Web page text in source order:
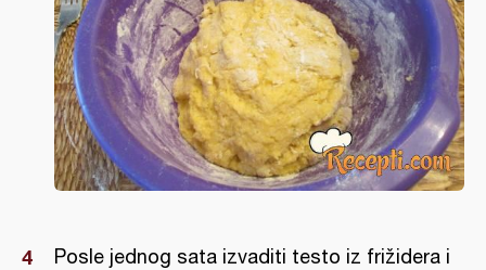
Posle jednog sata izvaditi testo iz frižidera i